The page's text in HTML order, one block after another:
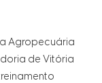
Agropecuária
de Vitória